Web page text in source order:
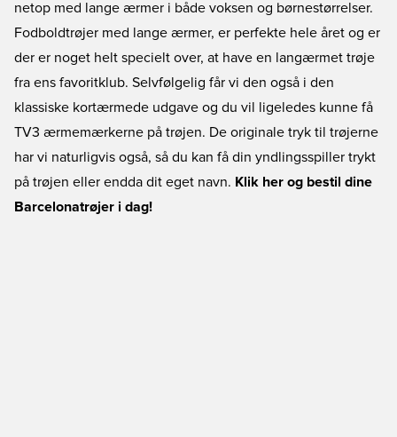
netop med lange ærmer i både voksen og børnestørrelser.
Fodboldtrøjer med lange ærmer, er perfekte hele året og er
der er noget helt specielt over, at have en langærmet trøje
fra ens favoritklub. Selvfølgelig får vi den også i den
klassiske kortærmede udgave og du vil ligeledes kunne få
TV3 ærmemærkerne på trøjen. De originale tryk til trøjerne
har vi naturligvis også, så du kan få din yndlingsspiller trykt
på trøjen eller endda dit eget navn. Klik her og bestil dine
Barcelonatrøjer i dag!